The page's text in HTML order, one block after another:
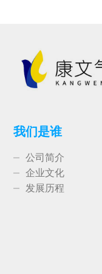
我们是谁
公司简介
企业文化
发展历程